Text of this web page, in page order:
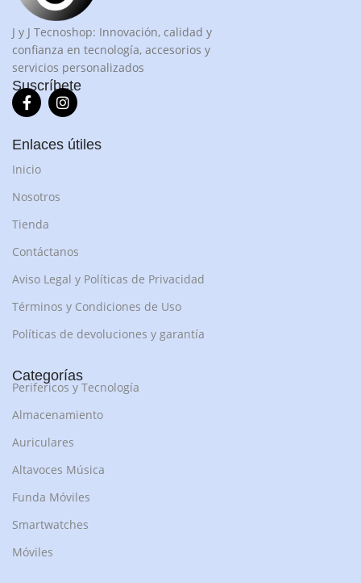
J y J Tecnoshop: Innovación, calidad y
confianza en tecnología, accesorios y
servicios personalizados
Suscríbete
Enlaces útiles
Inicio
Nosotros
Tienda
Contáctanos
Aviso Legal y Políticas de Privacidad
Términos y Condiciones de Uso
Políticas de devoluciones y garantía
Categorías
Perifericos y Tecnología
Almacenamiento
Auriculares
Altavoces Música
Funda Móviles
Smartwatches
Móviles